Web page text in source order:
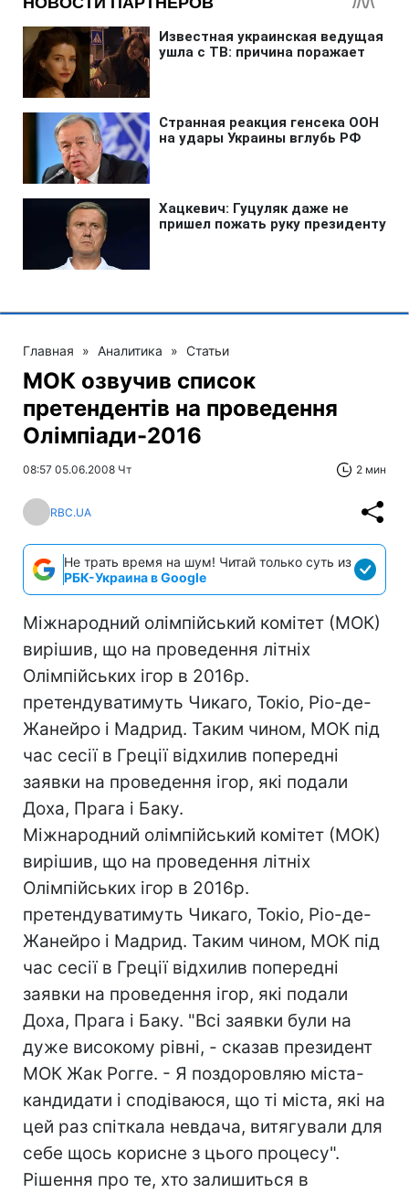
Главная » Аналитика » Статьи
МОК озвучив список
претендентів на проведення
Олімпіади-2016
08:57 05.06.2008 Чт 2 мин
RBC.UA
Не трать время на шум! Читай только суть из
РБК-Украина в Google
Міжнародний олімпійський комітет (МОК)
вирішив, що на проведення літніх
Олімпійських ігор в 2016р.
претендуватимуть Чикаго, Токіо, Ріо-де-
Жанейро і Мадрид. Таким чином, МОК під
час сесії в Греції відхилив попередні
заявки на проведення ігор, які подали
Доха, Прага і Баку.
Міжнародний олімпійський комітет (МОК)
вирішив, що на проведення літніх
Олімпійських ігор в 2016р.
претендуватимуть Чикаго, Токіо, Ріо-де-
Жанейро і Мадрид. Таким чином, МОК під
час сесії в Греції відхилив попередні
заявки на проведення ігор, які подали
Доха, Прага і Баку. "Всі заявки були на
дуже високому рівні, - сказав президент
МОК Жак Рогге. - Я поздоровляю міста-
кандидати і сподіваюся, що ті міста, які на
цей раз спіткала невдача, витягували для
себе щось корисне з цього процесу".
Рішення про те, хто залишиться в